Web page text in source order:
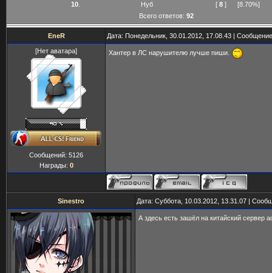
10. Нуб [ 8]
[8.70%]
Всего ответов: 92
EneR Дата: Понедельник, 30.01.2012, 17.08.43 |
[Нет аватара]
Сообщений: 5126
Награды: 0
Хантер в ЛС нарушителю лучше пиши.
Sinestro Дата: Суббота, 10.03.2012, 13.31.07 |
А здесь есть зашёл на китайский сервер